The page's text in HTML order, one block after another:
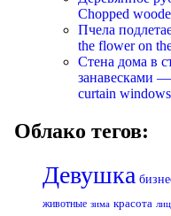
Chopped
Пчела
the flower on
Стена дома в
занавесками
curtain windows
Облако тегов:
Девушка
животные зима красота